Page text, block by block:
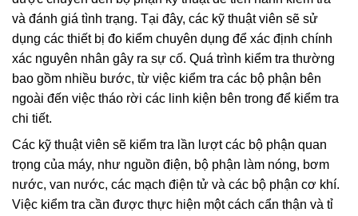
và đánh giá tình trạng. Tại đây, các kỹ thuật viên sẽ sử
dụng các thiết bị đo kiểm chuyên dụng để xác định chính
xác nguyên nhân gây ra sự cố. Quá trình kiểm tra thường
bao gồm nhiều bước, từ việc kiểm tra các bộ phận bên
ngoài đến việc tháo rời các linh kiện bên trong để kiểm tra
chi tiết.
Các kỹ thuật viên sẽ kiểm tra lần lượt các bộ phận quan
trọng của máy, như nguồn điện, bộ phận làm nóng, bơm
nước, van nước, các mạch điện tử và các bộ phận cơ khí.
Việc kiểm tra cần được thực hiện một cách cẩn thận và tỉ